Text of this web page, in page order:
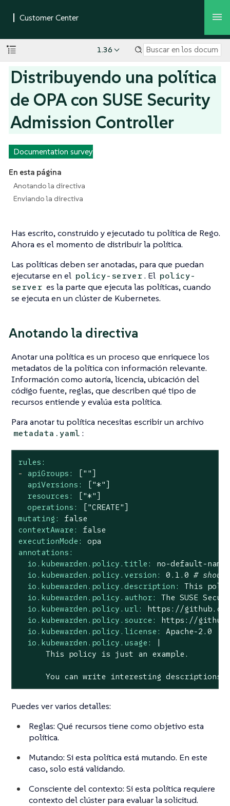
1.36
Distribuyendo una política
de OPA con SUSE Security
Admission Controller
Documentation survey
En esta página
Anotando la directiva
Enviando la directiva
Has escrito, construido y ejecutado tu política de Rego.
Ahora es el momento de distribuir la política.
Las políticas deben ser anotadas, para que puedan
ejecutarse en el policy-server. El policy-
server es la parte que ejecuta las políticas, cuando
se ejecuta en un clúster de Kubernetes.
Anotando la directiva
Anotar una política es un proceso que enriquece los
metadatos de la política con información relevante.
Información como autoría, licencia, ubicación del
código fuente, reglas, que describen qué tipo de
recursos entiende y evalúa esta política.
Para anotar tu política necesitas escribir un archivo
metadata.yaml :
rules:
-
apiGroups:
[""]
apiVersions:
["*"]
resources:
["*"]
operations:
["CREATE"]
mutating:
false
contextAware:
false
executionMode:
opa
annotations:
io.kubewarden.policy.title:
no-default-
io.kubewarden.policy.version:
0.1 .0 #
io.kubewarden.policy.description:
This
io.kubewarden.policy.author:
The SUSE
io.kubewarden.policy.url:
https://
io.kubewarden.policy.source:
https://
io.kubewarden.policy.license:
Apache-2.0
io.kubewarden.policy.usage:
You can write interesting descriptions
Puedes ver varios detalles:
Reglas: Qué recursos tiene como objetivo esta
política.
Mutando: Si esta política está mutando. En este
caso, solo está validando.
Consciente del contexto: Si esta política requiere
contexto del clúster para evaluar la solicitud.